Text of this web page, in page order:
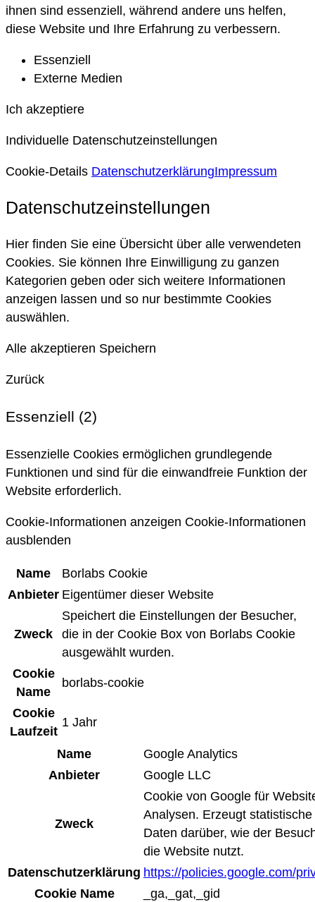
ihnen sind essenziell, während andere uns helfen,
diese Website und Ihre Erfahrung zu verbessern.
Essenziell
Externe Medien
Ich akzeptiere
Individuelle Datenschutzeinstellungen
Cookie-Details DatenschutzerklärungImpressum
Datenschutzeinstellungen
Hier finden Sie eine Übersicht über alle verwendeten
Cookies. Sie können Ihre Einwilligung zu ganzen
Kategorien geben oder sich weitere Informationen
anzeigen lassen und so nur bestimmte Cookies
auswählen.
Alle akzeptieren Speichern
Zurück
Essenziell (2)
Essenzielle Cookies ermöglichen grundlegende
Funktionen und sind für die einwandfreie Funktion der
Website erforderlich.
Cookie-Informationen anzeigen Cookie-Informationen
ausblenden
Name
Borlabs Cookie
Anbieter Eigentümer dieser Website
Zweck
Speichert die Einstellungen der Besucher,
die in der Cookie Box von Borlabs Cookie
ausgewählt wurden.
Cookie
Name
borlabs-cookie
Cookie
Laufzeit
1 Jahr
Name
Google Analytics
Anbieter
Google LLC
Zweck
Cookie von Google für
Analysen. Erzeugt statistische
Daten darüber, wie der
die Website nutzt.
Datenschutzerklärung https://policies.google.com/
Cookie Name
_ga,_gat,_gid